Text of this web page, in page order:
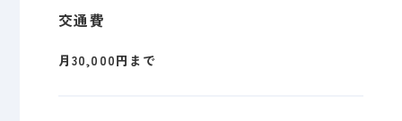
交通費
月30,000円まで